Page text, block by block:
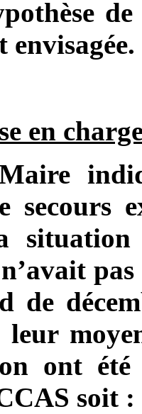
envisagée.
en
secours
de
ont été
soit :